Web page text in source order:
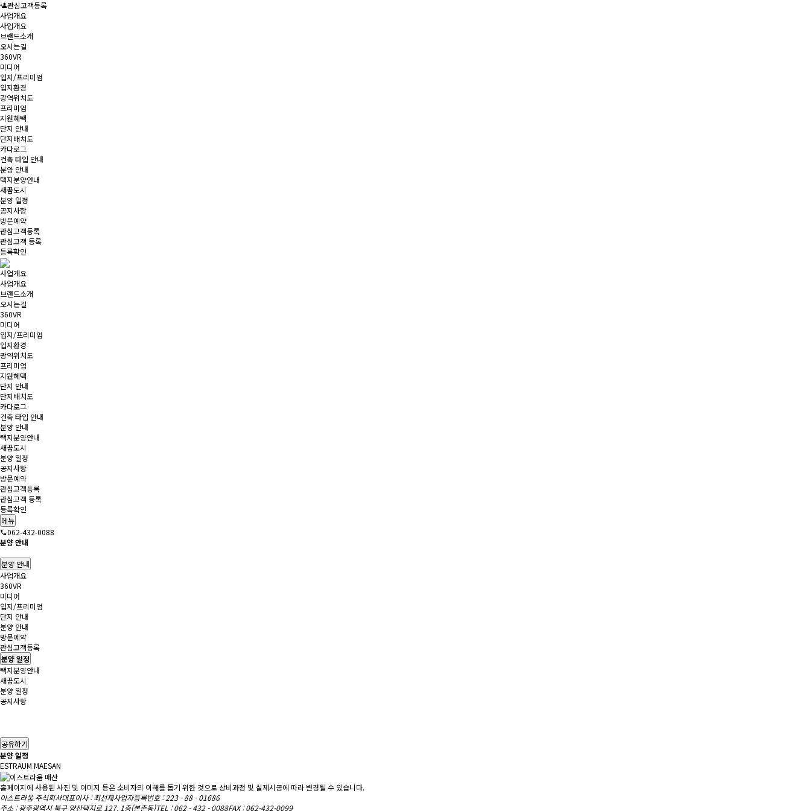
관심고객등록
사업개요
사업개요
브랜드소개
오시는길
360VR
미디어
입지/프리미엄
입지환경
광역위치도
프리미엄
지원혜택
단지 안내
단지배치도
카다로그
건축 타입 안내
분양 안내
택지분양안내
새꿈도시
분양 일정
공지사항
방문예약
관심고객등록
관심고객 등록
등록확인
사업개요
사업개요
브랜드소개
오시는길
360VR
미디어
입지/프리미엄
입지환경
광역위치도
프리미엄
지원혜택
단지 안내
단지배치도
카다로그
건축 타입 안내
분양 안내
택지분양안내
새꿈도시
분양 일정
공지사항
방문예약
관심고객등록
관심고객 등록
등록확인
메뉴
062-432-0088
분양 안내
분양 안내
사업개요
360VR
미디어
입지/프리미엄
단지 안내
분양 안내
방문예약
관심고객등록
분양 일정
택지분양안내
새꿈도시
분양 일정
공지사항
공유하기
분양 일정
ESTRAUM MAESAN
홈페이지에 사용된 사진 및 이미지 등은 소비자의 이해를 돕기 위한 것으로 상비과정 및 실제시공에 따라 변경될 수 있습니다.
이스트라움 주식회사대표이사 : 최선재사업자등록번호 : 223 - 88 - 01686
주소 : 광주광역시 북구 양산택지로 127, 1층(본촌동)TEL : 062 - 432 - 0088FAX : 062-432-0099